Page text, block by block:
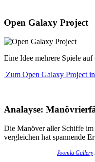
Open Galaxy Project
Eine Idee mehrere Spiele
Zum Open Galaxy Project
Analayse:
Die Manöver aller Schiffe
vergleichen hat spannende
Joomla Gallery